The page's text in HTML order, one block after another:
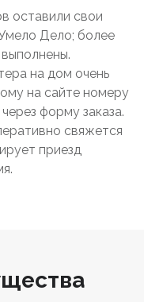
оставили свои
Дело; более
на дом очень
на сайте номеру
форму заказа.
свяжется
приезд